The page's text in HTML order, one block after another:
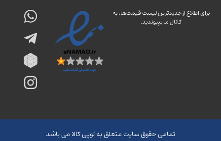
برای اطلاع از جدیدترین لیست قیمت‌ها، به
کانال ما بپیوندید.
تمامی حقوق سایت متعلق به توپی کالا می باشد